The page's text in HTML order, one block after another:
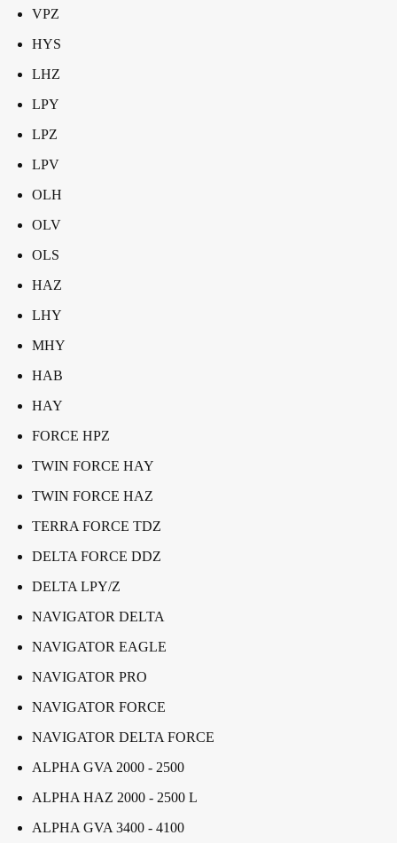
VPZ
HYS
LHZ
LPY
LPZ
LPV
OLH
OLV
OLS
HAZ
LHY
MHY
HAB
HAY
FORCE HPZ
TWIN FORCE HAY
TWIN FORCE HAZ
TERRA FORCE TDZ
DELTA FORCE DDZ
DELTA LPY/Z
NAVIGATOR DELTA
NAVIGATOR EAGLE
NAVIGATOR PRO
NAVIGATOR FORCE
NAVIGATOR DELTA FORCE
ALPHA GVA 2000 - 2500
ALPHA HAZ 2000 - 2500 L
ALPHA GVA 3400 - 4100